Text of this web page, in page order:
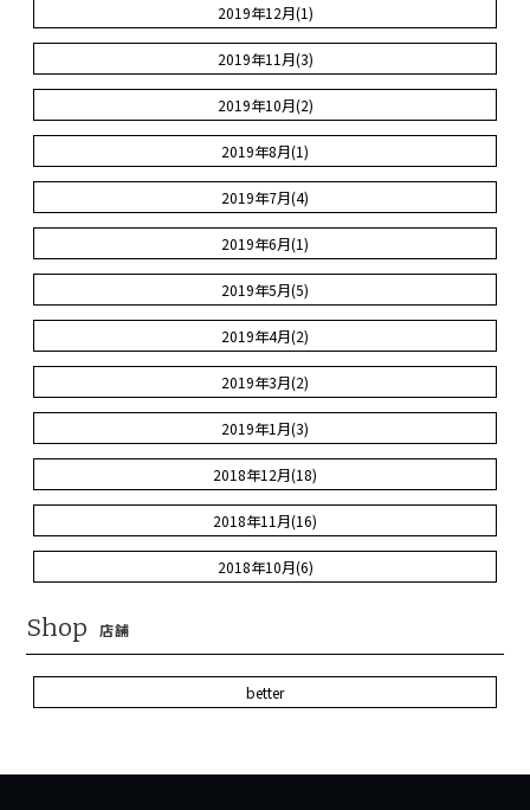
2019年12月(1)
2019年11月(3)
2019年10月(2)
2019年8月(1)
2019年7月(4)
2019年6月(1)
2019年5月(5)
2019年4月(2)
2019年3月(2)
2019年1月(3)
2018年12月(18)
2018年11月(16)
2018年10月(6)
Shop 店舗
better